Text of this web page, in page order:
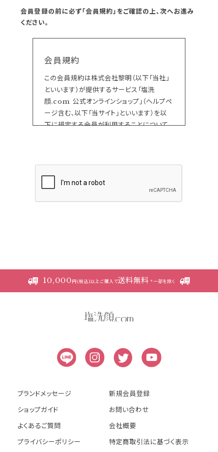
会員登録の前に必ず「会員規約」をご確認の上、次へお進み
ください。
会員規約
この会員規約は株式会社黎明（以下「当社」
といいます）が提供するサービス「塩洗
顔.com 公式オンラインショップ」（ヘルプペ
ージ含む、以下「当サイト」といいます）を以
下に規定する会員が利用することについて
加されている諸規定は、本規約の一部を構
成しており、それらすべてを含めたものが利
用規約となっております。（ただし、一部他社
サイトとリンクするサービスについては、当サ
1. 当社は、会員の了承を得ることなく本規約
を随時変更することができるものとし、会員
はこれを承諾します。
2. 前項の変更については、当サイト上に1ヵ
月間表示した時点で、全ての会員が了承した
会員のみなさまへの通知
と判断した場合、当社は、会員に対し随時必
要な事項を通知します。
2. 前項の通知は、当サイト上に表示した時
す。
10,000円(税込)以上ご購入で送料無料 *一部を除く
ブランドメッセージ
新規会員登録
ショップガイド
お問い合わせ
よくあるご質問
会社概要
プライバシーポリシー
特定商取引法に基づく表示